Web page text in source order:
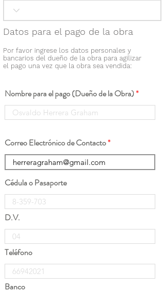
Datos para el pago de la obra
Por favor ingrese los datos personales y
bancarios del dueño de la obra para agilizar
el pago una vez que la obra sea vendida:
Nombre para el pago (Dueño de la Obra)
Correo Electrónico de Contacto
Cédula o Pasaporte
D.V.
Teléfono
Banco